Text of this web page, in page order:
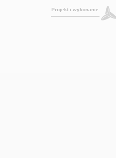
Projekt i wykonanie